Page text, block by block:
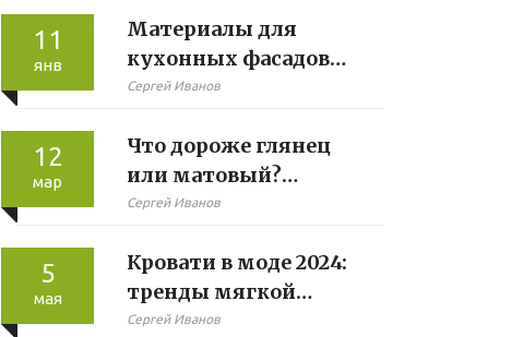
11
янв
Материалы для
кухонных фасадов
без отпечатков
Сергей Иванов
12
мар
Что дороже глянец
или матовый?
Секреты выбора
Сергей Иванов
5
мая
Кровати в моде 2024:
тренды мягкой
мебели
Сергей Иванов